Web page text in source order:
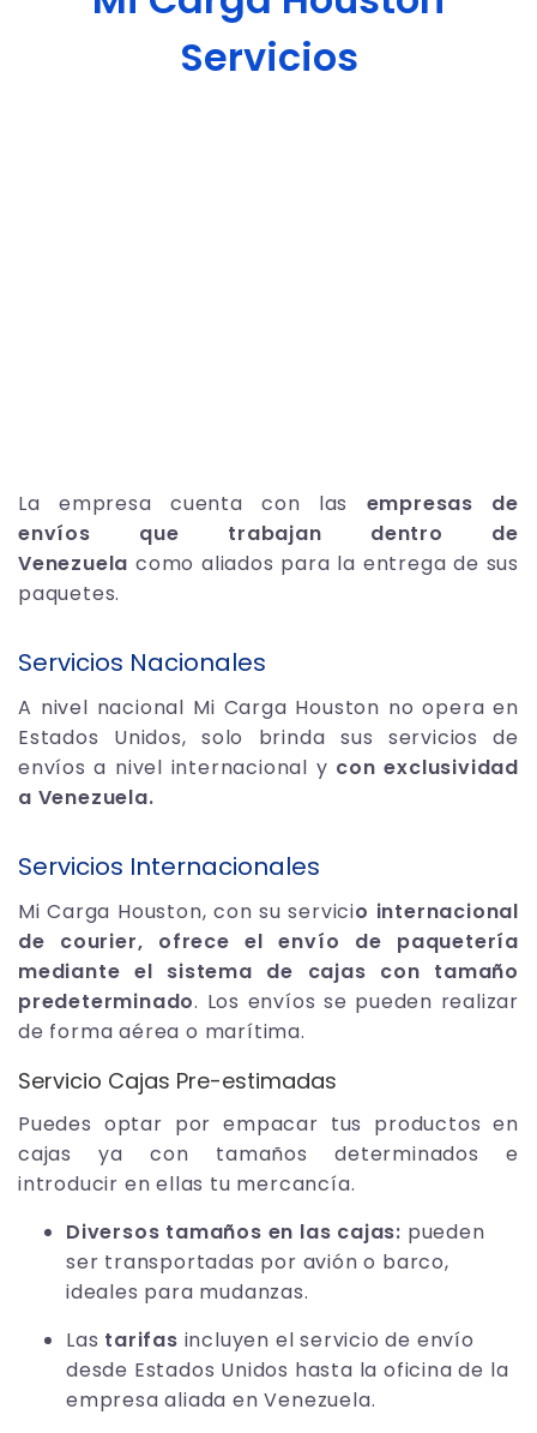
Servicios
La empresa cuenta con las empresas de
envíos que trabajan dentro de
Venezuela como aliados para la entrega de sus
paquetes.
Servicios Nacionales
A nivel nacional Mi Carga Houston no opera en
Estados Unidos, solo brinda sus servicios de
envíos a nivel internacional y con exclusividad
a Venezuela.
Servicios Internacionales
Mi Carga Houston, con su servicio internacional
de courier, ofrece el envío de paquetería
mediante el sistema de cajas con tamaño
predeterminado. Los envíos se pueden realizar
de forma aérea o marítima.
Servicio Cajas Pre-estimadas
Puedes optar por empacar tus productos en
cajas ya con tamaños determinados e
introducir en ellas tu mercancía.
Diversos tamaños en las cajas: pueden
ser transportadas por avión o barco,
ideales para mudanzas.
Las tarifas incluyen el servicio de envío
desde Estados Unidos hasta la oficina de la
empresa aliada en Venezuela.